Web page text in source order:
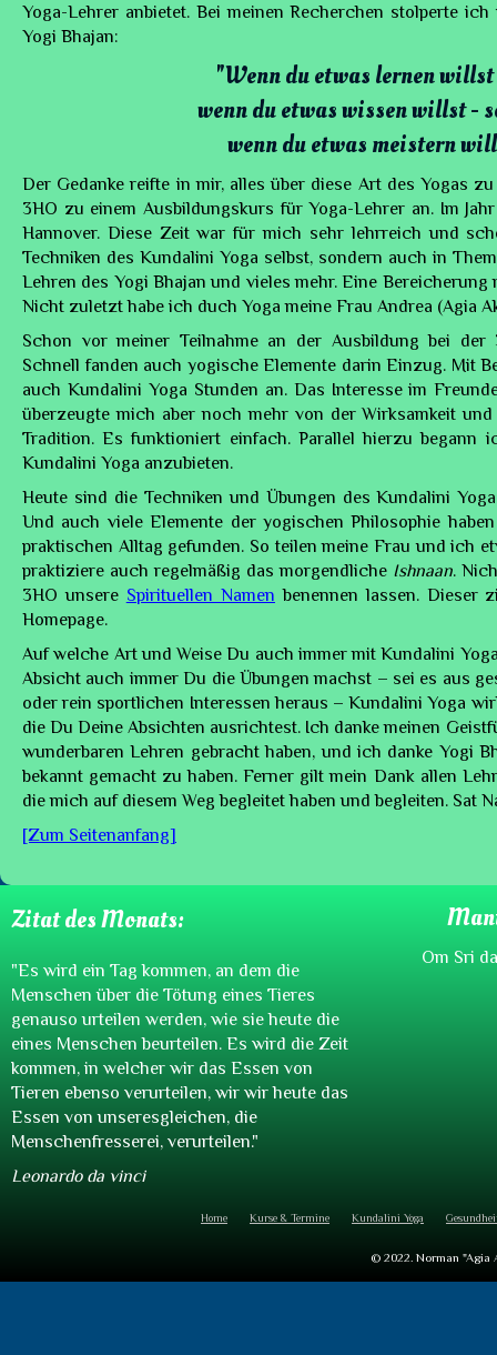
Yoga-Lehrer anbietet. Bei meinen Recherchen stolperte
Yogi Bhajan:
"Wenn du etwas lernen
wenn du etwas wissen willst -
wenn du etwas meistern
Der Gedanke reifte in mir, alles über diese Art des Yogas
3HO zu einem Ausbildungskurs für Yoga-Lehrer an. Im
Hannover. Diese Zeit war für mich sehr lehrreich und
Techniken des Kundalini Yoga selbst, sondern auch in
Lehren des Yogi Bhajan und vieles mehr. Eine
Nicht zuletzt habe ich duch Yoga meine Frau Andrea (Agia
Schon vor meiner Teilnahme an der Ausbildung bei der
Schnell fanden auch yogische Elemente darin Einzug. Mit
auch Kundalini Yoga Stunden an. Das Interesse im
überzeugte mich aber noch mehr von der Wirksamkeit
Tradition. Es funktioniert einfach. Parallel hierzu
Kundalini Yoga anzubieten.
Heute sind die Techniken und Übungen des Kundalini
Und auch viele Elemente der yogischen Philosophie
praktischen Alltag gefunden. So teilen meine Frau und ich
praktiziere auch regelmäßig das morgendliche Ishnaan.
3HO unsere Spirituellen Namen benennen lassen. Dieser
Homepage.
Auf welche Art und Weise Du auch immer mit Kundalini
Absicht auch immer Du die Übungen machst – sei es aus
oder rein sportlichen Interessen heraus – Kundalini Yoga
die Du Deine Absichten ausrichtest. Ich danke meinen
wunderbaren Lehren gebracht haben, und ich danke Yogi
bekannt gemacht zu haben. Ferner gilt mein Dank allen
die mich auf diesem Weg begleitet haben und begleiten. Sat
[Zum Seitenanfang]
Zitat des Monats:
"Es wird ein Tag kommen, an dem die
Menschen über die Tötung eines Tieres
genauso urteilen werden, wie sie heute die
eines Menschen beurteilen. Es wird die Zeit
kommen, in welcher wir das Essen von
Tieren ebenso verurteilen, wir wir heute das
Essen von unseresgleichen, die
Menschenfresserei, verurteilen."
Leonardo da vinci
Om Sri
Home Kurse & Termine Kundalini Yoga
© 2022. Norman "Agia